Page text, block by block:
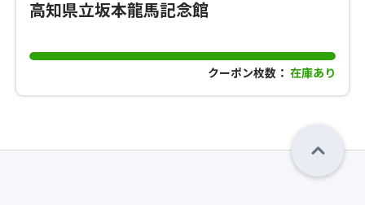
高知県立坂本龍馬記念館
クーポン枚数： 在庫あり